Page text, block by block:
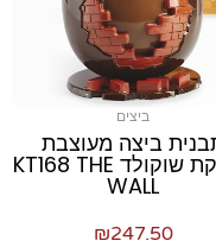
ביצים
ביצה מעוצבת
ליציקת שוקולד KT168 THE
WALL
₪247.50